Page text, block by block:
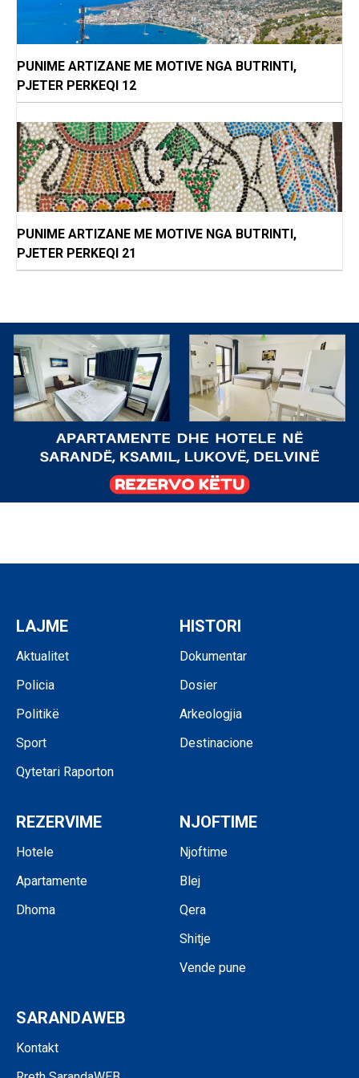
PUNIME ARTIZANE ME MOTIVE NGA BUTRINTI,
PJETER PERKEQI 12
PUNIME ARTIZANE ME MOTIVE NGA BUTRINTI,
PJETER PERKEQI 21
LAJME
Aktualitet
Policia
Politikë
Sport
Qytetari Raporton
HISTORI
Dokumentar
Dosier
Arkeologjia
Destinacione
REZERVIME
Hotele
Apartamente
Dhoma
NJOFTIME
Njoftime
Blej
Qera
Shitje
Vende pune
SARANDAWEB
Kontakt